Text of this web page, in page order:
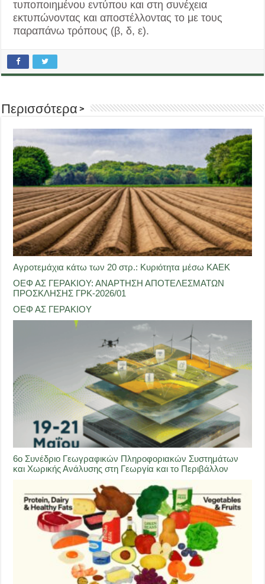
τυποποιημένου εντύπου και στη συνέχεια
εκτυπώνοντας και αποστέλλοντας το με τους
παραπάνω τρόπους (β, δ, ε).
Περισσότερα >
Αγροτεμάχια κάτω των 20 στρ.: Κυριότητα μέσω ΚΑΕΚ
ΟΕΦ ΑΣ ΓΕΡΑΚΙΟΥ: ΑΝΑΡΤΗΣΗ ΑΠΟΤΕΛΕΣΜΑΤΩΝ
ΠΡΟΣΚΛΗΣΗΣ ΓΡΚ-2026/01
ΟΕΦ ΑΣ ΓΕΡΑΚΙΟΥ
6ο Συνέδριο Γεωγραφικών Πληροφοριακών Συστημάτων
και Χωρικής Ανάλυσης στη Γεωργία και το Περιβάλλον